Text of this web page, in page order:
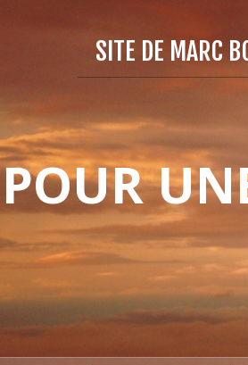
SITE DE MARC
POUR